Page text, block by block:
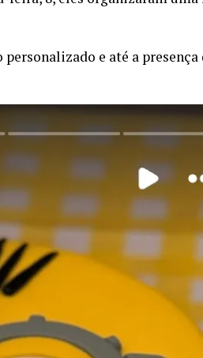
e até a presença